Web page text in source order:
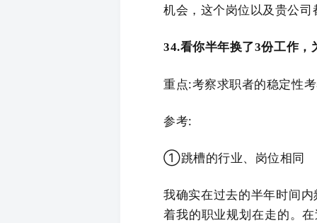
机会，这个岗位以及贵公
34.看你半年换了3份工作，
重点:考察求职者的稳定性
参考:
①跳槽的行业、岗位相同
我确实在过去的半年时间
着我的职业规划在走的。